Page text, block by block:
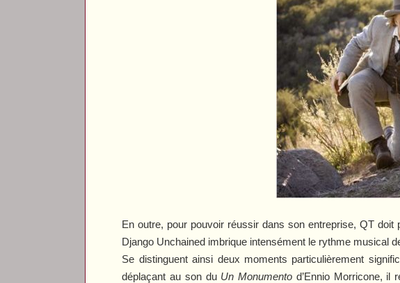
En outre, pour pouvoir réussir dans son entreprise, QT
Django Unchained imbrique intensément le rythme musical
Se distinguent ainsi deux moments particulièrement
déplaçant au son du Un Monumento d’Ennio Morricone, il